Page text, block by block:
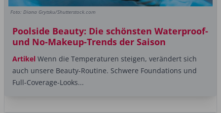
Foto: Diana Grytsku/Shutterstock.com
Poolside Beauty: Die schönsten Waterproof-
und No-Makeup-Trends der Saison
Artikel Wenn die Temperaturen steigen, verändert sich
auch unsere Beauty-Routine. Schwere Foundations und
Full-Coverage-Looks...